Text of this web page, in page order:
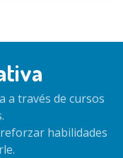
a través de cursos
habilidades